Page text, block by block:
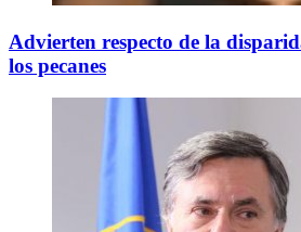
Advierten respecto de la
los pecanes